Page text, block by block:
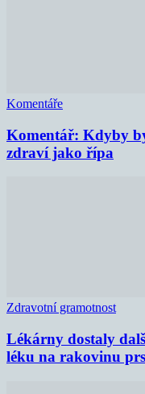
Komentáře
Komentář: Kdyby
zdraví jako řípa
Zdravotní gramotnost
Lékárny dostaly
léku na rakovinu